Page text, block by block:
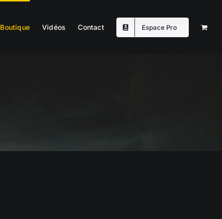
Boutique Vidéos Contact Espace Pro